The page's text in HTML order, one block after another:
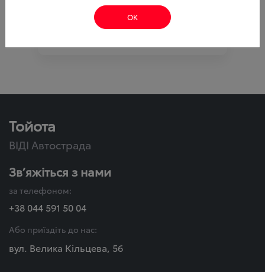
Ціна з встановленням
Підходить для автомобіля :CAMRY;
Тойота
ВІДІ Автострада
Зв’яжіться з нами
за телефоном:
+38 044 591 50 04
Або приїздіть до нас:
вул. Велика Кільцева, 56
ОК